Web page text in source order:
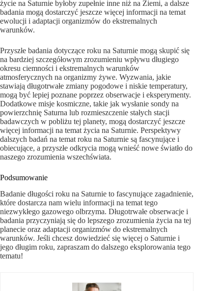
życie na Saturnie byłoby zupełnie inne niż na Ziemi, a dalsze
badania mogą dostarczyć jeszcze więcej informacji na temat
ewolucji i adaptacji organizmów do ekstremalnych
warunków.
Przyszłe badania dotyczące roku na Saturnie mogą skupić się
na bardziej szczegółowym zrozumieniu wpływu długiego
okresu ciemności i ekstremalnych warunków
atmosferycznych na organizmy żywe. Wyzwania, jakie
stawiają długotrwałe zmiany pogodowe i niskie temperatury,
mogą być lepiej poznane poprzez obserwacje i eksperymenty.
Dodatkowe misje kosmiczne, takie jak wysłanie sondy na
powierzchnię Saturna lub rozmieszczenie stałych stacji
badawczych w pobliżu tej planety, mogą dostarczyć jeszcze
więcej informacji na temat życia na Saturnie. Perspektywy
dalszych badań na temat roku na Saturnie są fascynujące i
obiecujące, a przyszłe odkrycia mogą wnieść nowe światło do
naszego zrozumienia wszechświata.
Podsumowanie
Badanie długości roku na Saturnie to fascynujące zagadnienie,
które dostarcza nam wielu informacji na temat tego
niezwykłego gazowego olbrzyma. Długotrwałe obserwacje i
badania przyczyniają się do lepszego zrozumienia życia na tej
planecie oraz adaptacji organizmów do ekstremalnych
warunków. Jeśli chcesz dowiedzieć się więcej o Saturnie i
jego długim roku, zapraszam do dalszego eksplorowania tego
tematu!